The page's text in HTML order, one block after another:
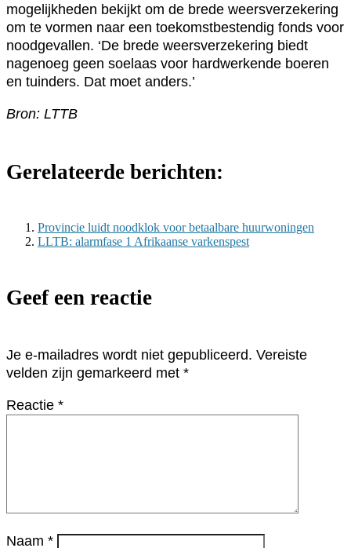
mogelijkheden bekijkt om de brede weersverzekering
om te vormen naar een toekomstbestendig fonds voor
noodgevallen. ‘De brede weersverzekering biedt
nagenoeg geen soelaas voor hardwerkende boeren
en tuinders. Dat moet anders.’
Bron: LTTB
Gerelateerde berichten:
Provincie luidt noodklok voor betaalbare huurwoningen
LLTB: alarmfase 1 Afrikaanse varkenspest
Geef een reactie
Je e-mailadres wordt niet gepubliceerd. Vereiste
velden zijn gemarkeerd met *
Reactie *
Naam *